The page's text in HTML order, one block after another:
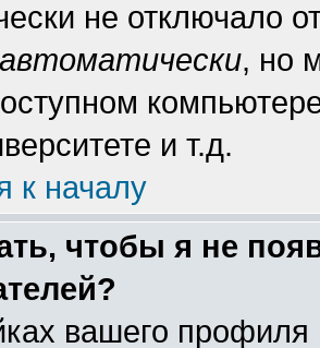
не отключало
, но
и т.д.
к началу
чтобы я не
вашего